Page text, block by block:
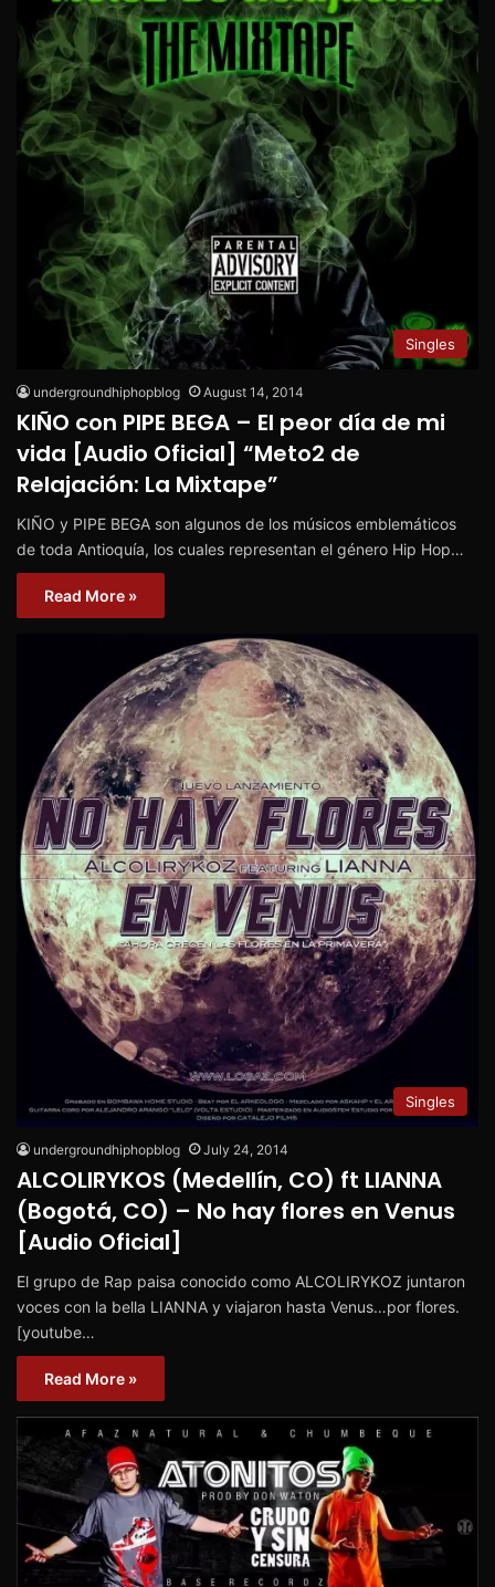
Singles
undergroundhiphopblog August 14, 2014
KIÑO con PIPE BEGA – El peor día de mi
vida [Audio Oficial] “Meto2 de
Relajación: La Mixtape”
KIÑO y PIPE BEGA son algunos de los músicos emblemáticos
de toda Antioquía, los cuales representan el género Hip Hop…
Read More »
Singles
undergroundhiphopblog July 24, 2014
ALCOLIRYKOS (Medellín, CO) ft LIANNA
(Bogotá, CO) – No hay flores en Venus
[Audio Oficial]
El grupo de Rap paisa conocido como ALCOLIRYKOZ juntaron
voces con la bella LIANNA y viajaron hasta Venus…por flores.
[youtube…
Read More »